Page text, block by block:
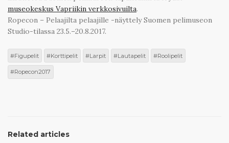
museokeskus Vapriikin verkkosivuilta.
Ropecon – Pelaajilta pelaajille -näyttely Suomen pelimuseon
Studio-tilassa 23.5.–20.8.2017.
Figupelit Korttipelit Larpit Lautapelit Roolipelit
Ropecon2017
Related articles